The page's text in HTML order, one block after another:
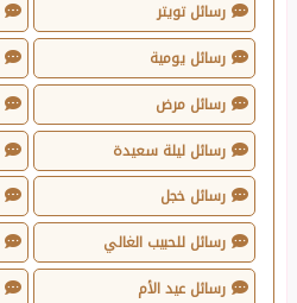
رسائل تويتر
رسائل يومية
رسائل مرض
رسائل ليلة سعيدة
رسائل خجل
رسائل للحبيب الغالي
رسائل عيد الأم